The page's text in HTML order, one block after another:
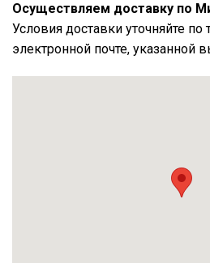
Осуществляем доставку по
Условия доставки уточняйте
электронной почте, указанной